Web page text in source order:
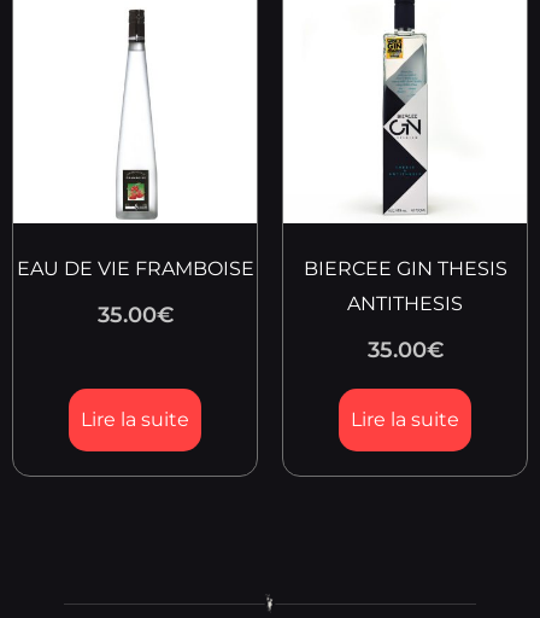
EAU DE VIE FRAMBOISE
35.00€
Lire la suite
BIERCEE GIN THESIS
ANTITHESIS
35.00€
Lire la suite